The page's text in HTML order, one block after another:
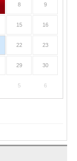
8 9
15 16
22 23
29 30
5 6